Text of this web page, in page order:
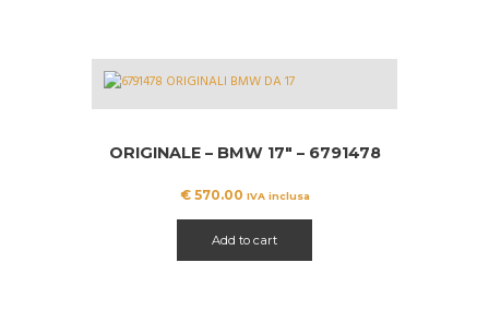
ORIGINALE – BMW 17″ – 6791478
€570.00 IVA inclusa
Add to cart